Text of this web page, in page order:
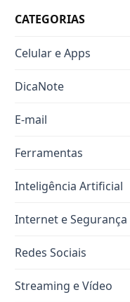
CATEGORIAS
Celular e Apps
DicaNote
E-mail
Ferramentas
Inteligência Artificial
Internet e Segurança
Redes Sociais
Streaming e Vídeo